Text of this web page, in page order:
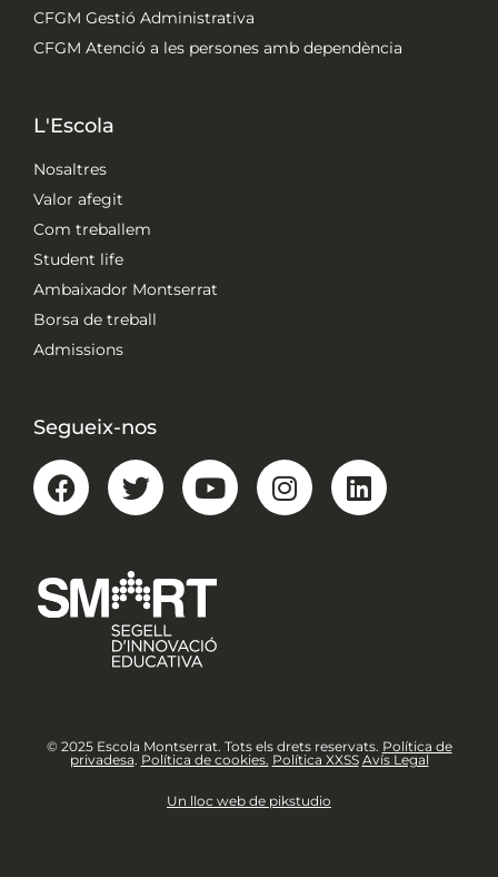
CFGM Gestió Administrativa
CFGM Atenció a les persones amb dependència
L'Escola
Nosaltres
Valor afegit
Com treballem
Student life
Ambaixador Montserrat
Borsa de treball
Admissions
Segueix-nos
© 2025 Escola Montserrat. Tots els drets reservats. Política de
privadesa. Política de cookies. Política XXSS Avís Legal
Un lloc web de pikstudio